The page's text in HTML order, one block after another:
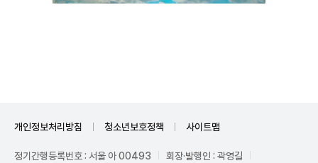
개인정보처리방침 청소년보호정책 사이트맵
정기간행등록번호 : 서울 아 00493
회장·발행인 : 곽영길